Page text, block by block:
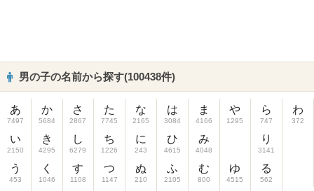
男の子の名前から探す(100438件)
あ
7497
い
2150
う
453
か
5684
き
4295
く
1046
さ
2867
し
6279
す
1108
た
7745
ち
1226
つ
1147
な
2165
に
243
ぬ
210
は
3084
ひ
4615
ふ
2105
ま
4166
み
4048
む
800
や
1295
ゆ
4515
ら
747
り
3141
る
562
わ
372